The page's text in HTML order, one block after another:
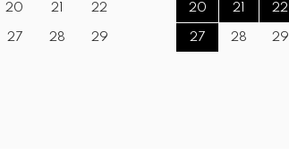
20 21 22
27 28 29
20 21 22
27 28 29